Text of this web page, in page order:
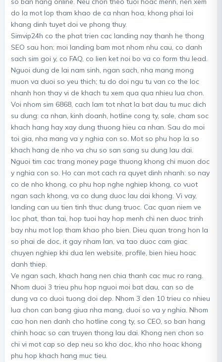
do la mot lop tham khao de ca nhan hoa, khong phai loi
khang dinh tuyet doi ve phong thuy.
Simvip24h co the phat trien cac landing nay thanh he thong
SEO sau hon: moi landing bam mot nhom nhu cau, co danh
sach sim goi y, co FAQ, co lien ket noi bo va co form thu lead.
Nguoi dung de lai nam sinh, ngan sach, nha mang mong
muon va duoi so yeu thich; tu do doi ngu tu van co the loc
nhanh hon thay vi de khach tu xem qua qua nhieu lua chon.
Voi nhom sim 6868, cach lam tot nhat la bat dau tu muc dich
su dung: ca nhan, kinh doanh, hotline cong ty, sale, cham soc
khach hang hay xay dung thuong hieu ca nhan. Sau do moi
toi gia, nha mang va y nghia con so. Mot so phu hop la so
khach hang de nho va chu so san sang su dung lau dai.
Nguoi tim cac trang money page thuong khong chi muon doc
y nghia con so. Ho can mot cach ra quyet dinh nhanh: so nay
co de nho khong, co phu hop nghe nghiep khong, co vuot
ngan sach khong, va co dung duoc lau dai khong. Vi vay,
landing can uu tien tinh thuc dung truoc. Cac quan niem ve
loc phat, than tai, hop tuoi hay hop menh chi nen duoc trinh
bay nhu mot lop tham khao pho bien. Dieu quan trong hon la
so phai de doc, it gay nham lan, va tao duoc cam giac
chuyen nghiep khi dua len website, profile, bien hieu hoac
danh thiep.
Ve ngan sach, khach hang nen chia thanh cac muc ro rang.
Nhom duoi 3 trieu phu hop nguoi moi bat dau, can so de
dung va co duoi tuong doi dep. Nhom 3 den 10 trieu co nhieu
lua chon can bang giua nha mang, duoi so va y nghia. Nhom
cao hon nen danh cho hotline cong ty, so CEO, so ban hang
chinh hoac so can truyen thong lau dai. Khong nen chon so
chi vi mot cap so dep neu so kho doc, kho nho hoac khong
phu hop khach hang muc tieu.